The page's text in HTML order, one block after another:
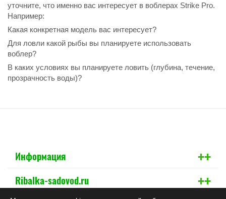
уточните, что именно вас интересует в воблерах Strike Pro.
Например:
Какая конкретная модель вас интересует?
Для ловли какой рыбы вы планируете использовать
воблер?
В каких условиях вы планируете ловить (глубина, течение,
прозрачность воды)?
Информация +
+
Ribalka-sadovod.ru +
+